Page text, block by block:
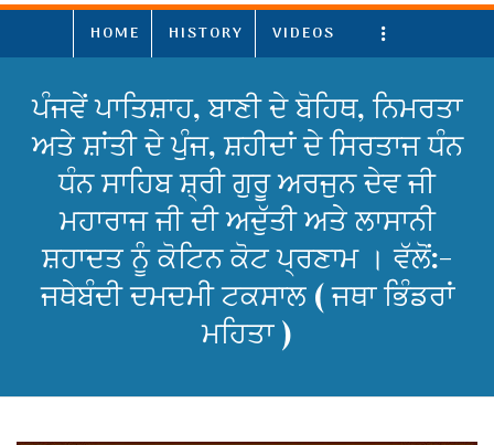
HOME HISTORY VIDEOS More
ਪੰਜਵੇਂ ਪਾਤਿਸ਼ਾਹ, ਬਾਣੀ ਦੇ ਬੋਹਿਥ, ਨਿਮਰਤਾ
ਅਤੇ ਸ਼ਾਂਤੀ ਦੇ ਪੁੰਜ, ਸ਼ਹੀਦਾਂ ਦੇ ਸਿਰਤਾਜ ਧੰਨ
ਧੰਨ ਸਾਹਿਬ ਸ਼੍ਰੀ ਗੁਰੂ ਅਰਜੁਨ ਦੇਵ ਜੀ
ਮਹਾਰਾਜ ਜੀ ਦੀ ਅਦੁੱਤੀ ਅਤੇ ਲਾਸਾਨੀ
ਸ਼ਹਾਦਤ ਨੂੰ ਕੋਟਿਨ ਕੋਟ ਪ੍ਰਣਾਮ । ਵੱਲੋਂ:-
ਜਥੇਬੰਦੀ ਦਮਦਮੀ ਟਕਸਾਲ ( ਜਥਾ ਭਿੰਡਰਾਂ
ਮਹਿਤਾ )